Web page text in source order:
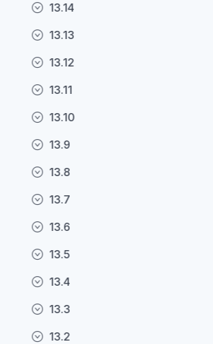
13.14
13.13
13.12
13.11
13.10
13.9
13.8
13.7
13.6
13.5
13.4
13.3
13.2